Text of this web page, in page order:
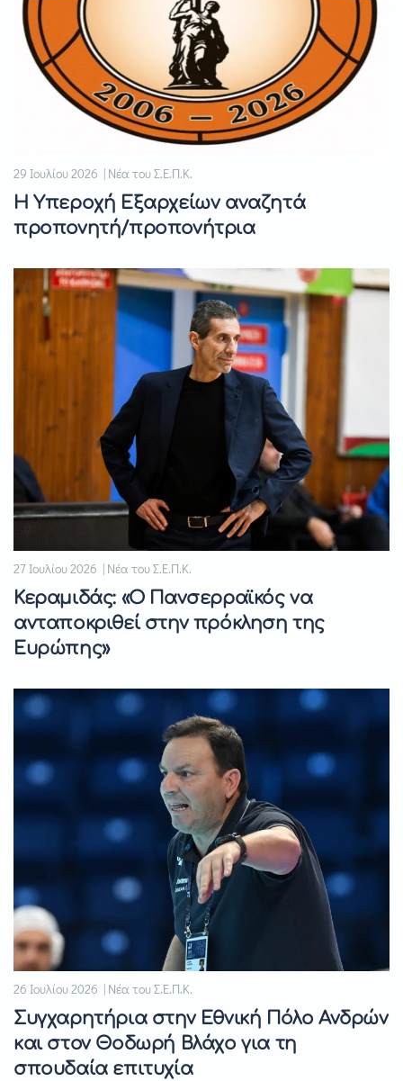
29 Ιουλίου 2026 | Νέα του Σ.Ε.Π.Κ.
Η Υπεροχή Εξαρχείων αναζητά
προπονητή/προπονήτρια
27 Ιουλίου 2026 | Νέα του Σ.Ε.Π.Κ.
Κεραμιδάς: «Ο Πανσερραϊκός να
ανταποκριθεί στην πρόκληση της
Ευρώπης»
26 Ιουλίου 2026 | Νέα του Σ.Ε.Π.Κ.
Συγχαρητήρια στην Εθνική Πόλο Ανδρών
και στον Θοδωρή Βλάχο για τη
σπουδαία επιτυχία